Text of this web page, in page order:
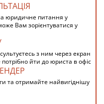
юридичне питання у
Вам зорієнтуватися у
з ним через екран
йти до юриста в офіс
та отримайте найвигіднішу